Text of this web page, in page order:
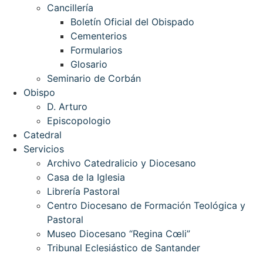
Cancillería
Boletín Oficial del Obispado
Cementerios
Formularios
Glosario
Seminario de Corbán
Obispo
D. Arturo
Episcopologio
Catedral
Servicios
Archivo Catedralicio y Diocesano
Casa de la Iglesia
Librería Pastoral
Centro Diocesano de Formación Teológica y
Pastoral
Museo Diocesano “Regina Cœli”
Tribunal Eclesiástico de Santander